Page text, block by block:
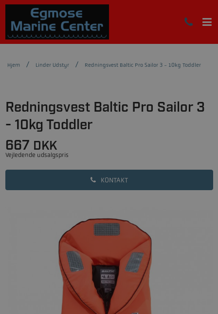
Hjem Linder Udstyr Redningsvest Baltic Pro Sailor 3 - 10kg Toddler
KONTAKT
Redningsvest Baltic Pro Sailor 3
- 10kg Toddler
667 DKK
Vejledende udsalgspris